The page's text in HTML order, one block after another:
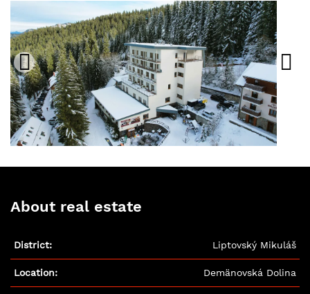
About real estate
District: Liptovský Mikuláš
Location: Demänovská Dolina